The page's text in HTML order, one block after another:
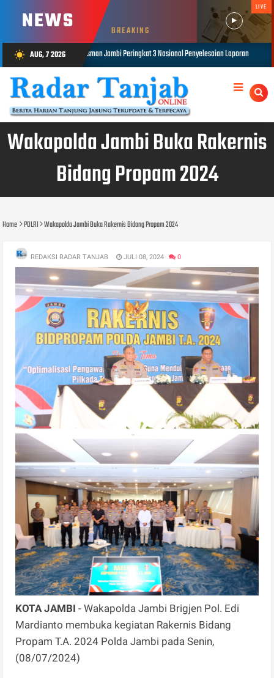
NEWS BREAKING
LIVE
wb_sunny AUG, 7 2026
Peringkat 3 Nasional Penyelesaian Laporan AUG 07, 2026 Diduga Edarkan Sabu,
Wakapolda Jambi Buka Rakernis
Bidang Propam 2024
Home POLRI Wakapolda Jambi Buka Rakernis Bidang Propam 2024
REDAKSI RADAR TANJAB JULI 08, 2024 0
KOTA JAMBI - Wakapolda Jambi Brigjen Pol. Edi
Mardianto membuka kegiatan Rakernis Bidang
Propam T.A. 2024 Polda Jambi pada Senin,
(08/07/2024)